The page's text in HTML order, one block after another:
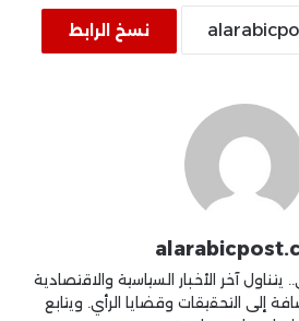
نسخ الرابط
آخر الأخبار السياسية والاقتصادية
إلى التحقيقات وقضايا الرأي. ويتابع